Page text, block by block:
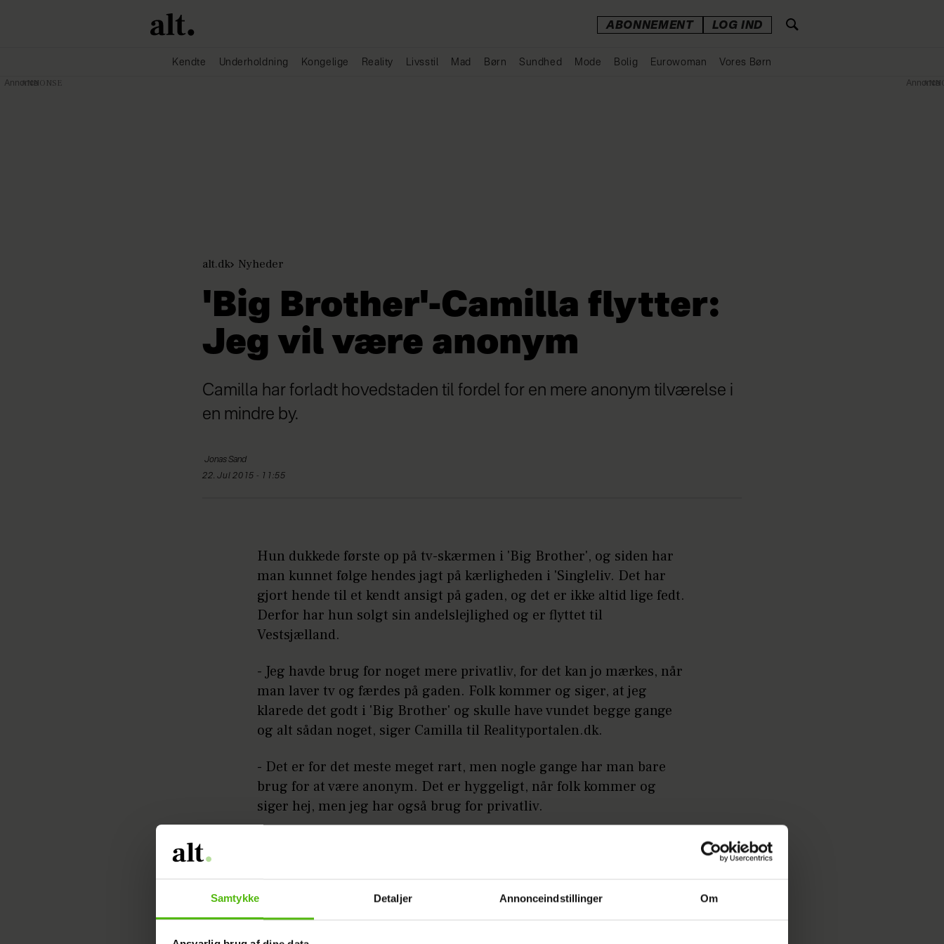
Samtykke Detaljer Annonceindstillinger Om
ABONNEMENT LOG IND
Kendte Underholdning Kongelige Reality Livsstil Mad Børn Sundhed Mode Bolig Eurowoman Vores Børn
alt.dk Nyheder
'Big Brother'-Camilla flytter:
Jeg vil være anonym
Camilla har forladt hovedstaden til fordel for en mere anonym tilværelse i
en mindre by.
JonasSand
22. Jul 2015 - 11:55
Hun dukkede første op på tv-skærmen i 'Big Brother', og siden har
man kunnet følge hendes jagt på kærligheden i 'Singleliv. Det har
gjort hende til et kendt ansigt på gaden, og det er ikke altid lige fedt.
Derfor har hun solgt sin andelslejlighed og er flyttet til
Vestsjælland.
- Jeg havde brug for noget mere privatliv, for det kan jo mærkes, når
man laver tv og færdes på gaden. Folk kommer og siger, at jeg
klarede det godt i 'Big Brother' og skulle have vundet begge gange
og alt sådan noget, siger Camilla til Realityportalen.dk.
- Det er for det meste meget rart, men nogle gange har man bare
brug for at være anonym. Det er hyggeligt, når folk kommer og
siger hej, men jeg har også brug for privatliv.
Annonce Annonce